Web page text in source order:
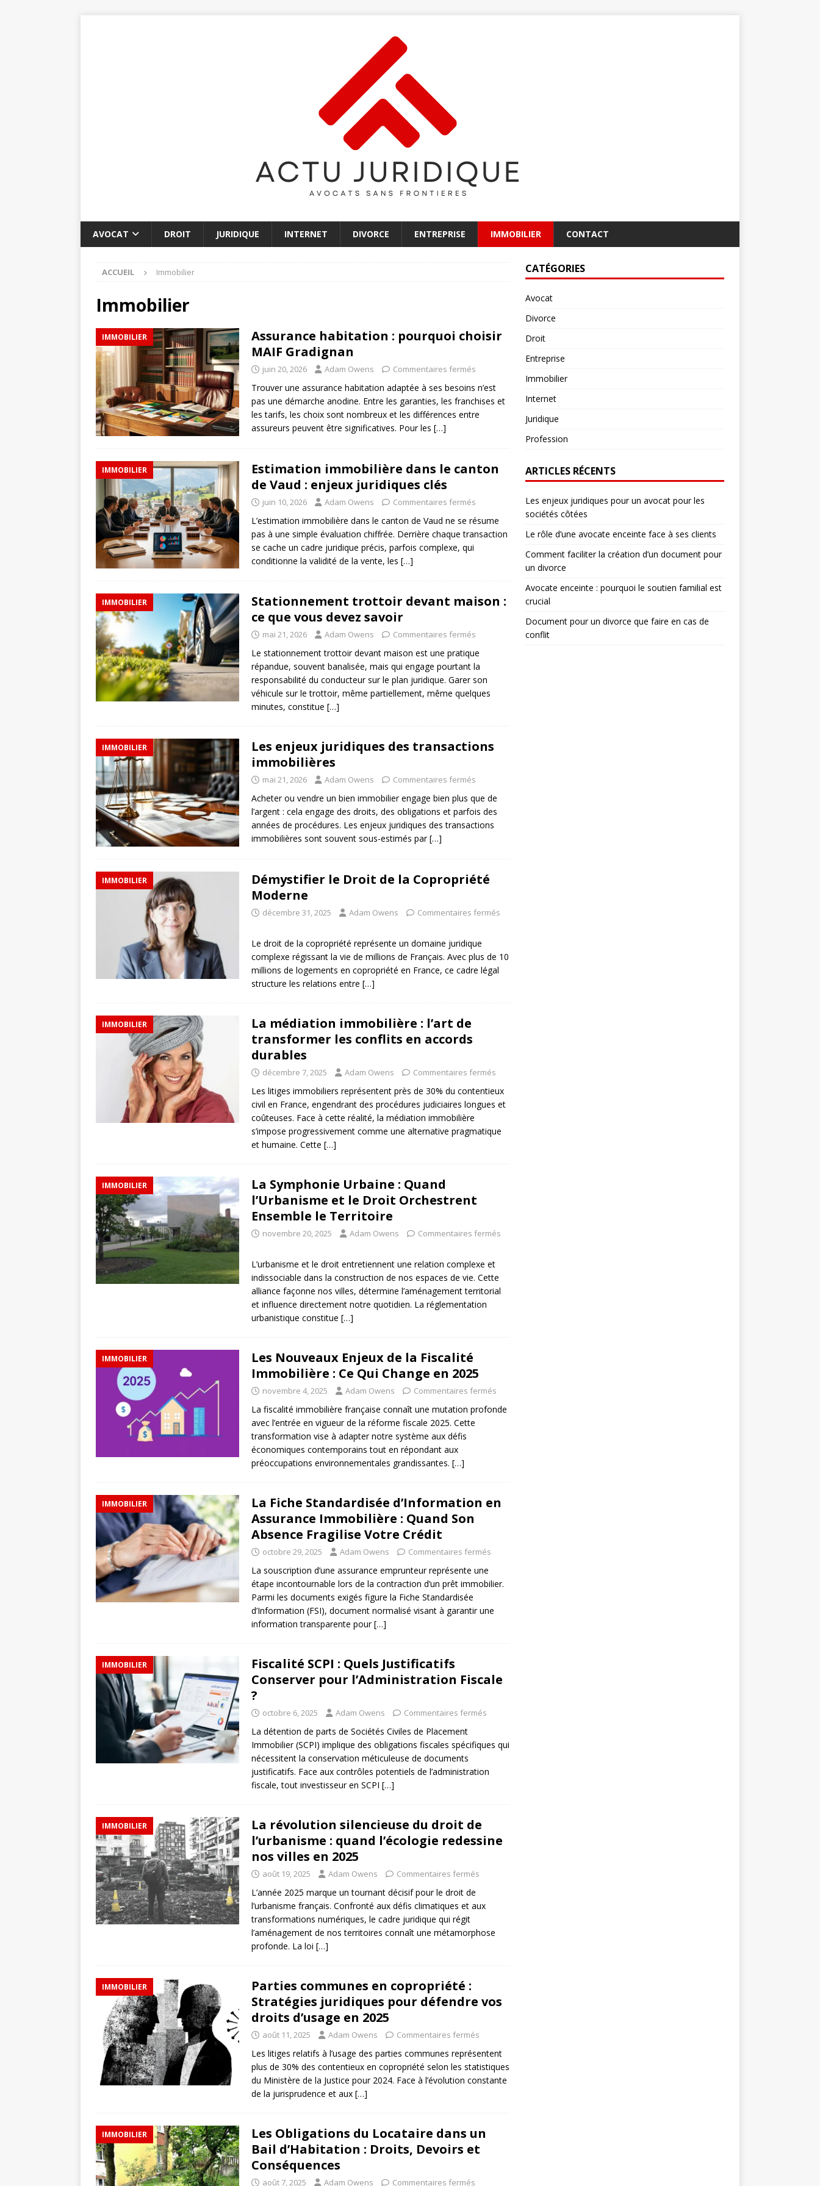
AVOCAT DROIT JURIDIQUE INTERNET DIVORCE ENTREPRISE IMMOBILIER CONTACT
ACCUEIL Immobilier
Immobilier
IMMOBILIER
Assurance habitation : pourquoi choisir
MAIF Gradignan
juin 20, 2026 Adam Owens Commentaires fermés
Trouver une assurance habitation adaptée à ses besoins n’est
pas une démarche anodine. Entre les garanties, les franchises et
les tarifs, les choix sont nombreux et les différences entre
assureurs peuvent être significatives. Pour les […]
IMMOBILIER
Estimation immobilière dans le canton
de Vaud : enjeux juridiques clés
juin 10, 2026 Adam Owens Commentaires fermés
L’estimation immobilière dans le canton de Vaud ne se résume
pas à une simple évaluation chiffrée. Derrière chaque transaction
se cache un cadre juridique précis, parfois complexe, qui
conditionne la validité de la vente, les […]
IMMOBILIER
Stationnement trottoir devant maison :
ce que vous devez savoir
mai 21, 2026 Adam Owens Commentaires fermés
Le stationnement trottoir devant maison est une pratique
répandue, souvent banalisée, mais qui engage pourtant la
responsabilité du conducteur sur le plan juridique. Garer son
véhicule sur le trottoir, même partiellement, même quelques
minutes, constitue […]
IMMOBILIER
Les enjeux juridiques des transactions
immobilières
mai 21, 2026 Adam Owens Commentaires fermés
Acheter ou vendre un bien immobilier engage bien plus que de
l’argent : cela engage des droits, des obligations et parfois des
années de procédures. Les enjeux juridiques des transactions
immobilières sont souvent sous-estimés par[…]
IMMOBILIER
Démystifier le Droit de la Copropriété
Moderne
décembre 31, 2025 Adam Owens Commentaires fermés
Le droit de la copropriété représente un domaine juridique
complexe régissant la vie de millions de Français. Avec plus de 10
millions de logements en copropriété en France, ce cadre légal
structure les relations entre […]
IMMOBILIER
La médiation immobilière : l’art de
transformer les conflits en accords
durables
décembre 7, 2025 Adam Owens Commentaires fermés
Les litiges immobiliers représentent près de 30% du contentieux
civil en France, engendrant des procédures judiciaires longues et
coûteuses. Face à cette réalité, la médiation immobilière
s’impose progressivement comme une alternative pragmatique
et humaine. Cette […]
IMMOBILIER
La Symphonie Urbaine : Quand
l’Urbanisme et le Droit Orchestrent
Ensemble le Territoire
novembre 20, 2025 Adam Owens Commentaires fermés
L’urbanisme et le droit entretiennent une relation complexe et
indissociable dans la construction de nos espaces de vie. Cette
alliance façonne nos villes, détermine l’aménagement territorial
et influence directement notre quotidien. La réglementation
urbanistique constitue […]
IMMOBILIER
Les Nouveaux Enjeux de la Fiscalité
Immobilière : Ce Qui Change en 2025
novembre 4, 2025 Adam Owens Commentaires fermés
La fiscalité immobilière française connaît une mutation profonde
avec l’entrée en vigueur de la réforme fiscale 2025. Cette
transformation vise à adapter notre système aux défis
économiques contemporains tout en répondant aux
préoccupations environnementales grandissantes. […]
IMMOBILIER
La Fiche Standardisée d’Information en
Assurance Immobilière : Quand Son
Absence Fragilise Votre Crédit
octobre 29, 2025 Adam Owens Commentaires fermés
La souscription d’une assurance emprunteur représente une
étape incontournable lors de la contraction d’un prêt immobilier.
Parmi les documents exigés figure la Fiche Standardisée
d’Information (FSI), document normalisé visant à garantir une
information transparente pour[…]
IMMOBILIER
Fiscalité SCPI : Quels Justificatifs
Conserver pour l’Administration Fiscale
?
octobre 6, 2025 Adam Owens Commentaires fermés
La détention de parts de Sociétés Civiles de Placement
Immobilier (SCPI) implique des obligations fiscales spécifiques qui
nécessitent la conservation méticuleuse de documents
justificatifs. Face aux contrôles potentiels de l’administration
fiscale, tout investisseur en SCPI […]
IMMOBILIER
La révolution silencieuse du droit de
l’urbanisme : quand l’écologie redessine
nos villes en 2025
août 19, 2025 Adam Owens Commentaires fermés
L’année 2025 marque un tournant décisif pour le droit de
l’urbanisme français. Confronté aux défis climatiques et aux
transformations numériques, le cadre juridique qui régit
l’aménagement de nos territoires connaît une métamorphose
profonde. La loi […]
IMMOBILIER
Parties communes en copropriété :
Stratégies juridiques pour défendre vos
droits d’usage en 2025
août 11, 2025 Adam Owens Commentaires fermés
Les litiges relatifs à l’usage des parties communes représentent
plus de 30% des contentieux en copropriété selon les statistiques
du Ministère de la Justice pour 2024. Face à l’évolution constante
de la jurisprudence et aux […]
IMMOBILIER
Les Obligations du Locataire dans un
Bail d’Habitation : Droits, Devoirs et
Conséquences
août 7, 2025 Adam Owens Commentaires fermés
CATÉGORIES
Avocat
Divorce
Droit
Entreprise
Immobilier
Internet
Juridique
Profession
ARTICLES RÉCENTS
Les enjeux juridiques pour un avocat pour les
sociétés côtées
Le rôle d’une avocate enceinte face à ses clients
Comment faciliter la création d’un document pour
un divorce
Avocate enceinte : pourquoi le soutien familial est
crucial
Document pour un divorce que faire en cas de
conflit